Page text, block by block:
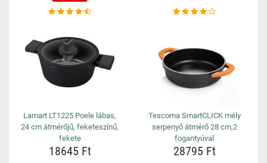
Lamart LT1225 Poele lábas,
24 cm átmérőjű, feketeszínű,
fekete
18645 Ft
Tescoma SmartCLICK mély
serpenyő átmérő 28 cm,2
fogantyúval
28795 Ft